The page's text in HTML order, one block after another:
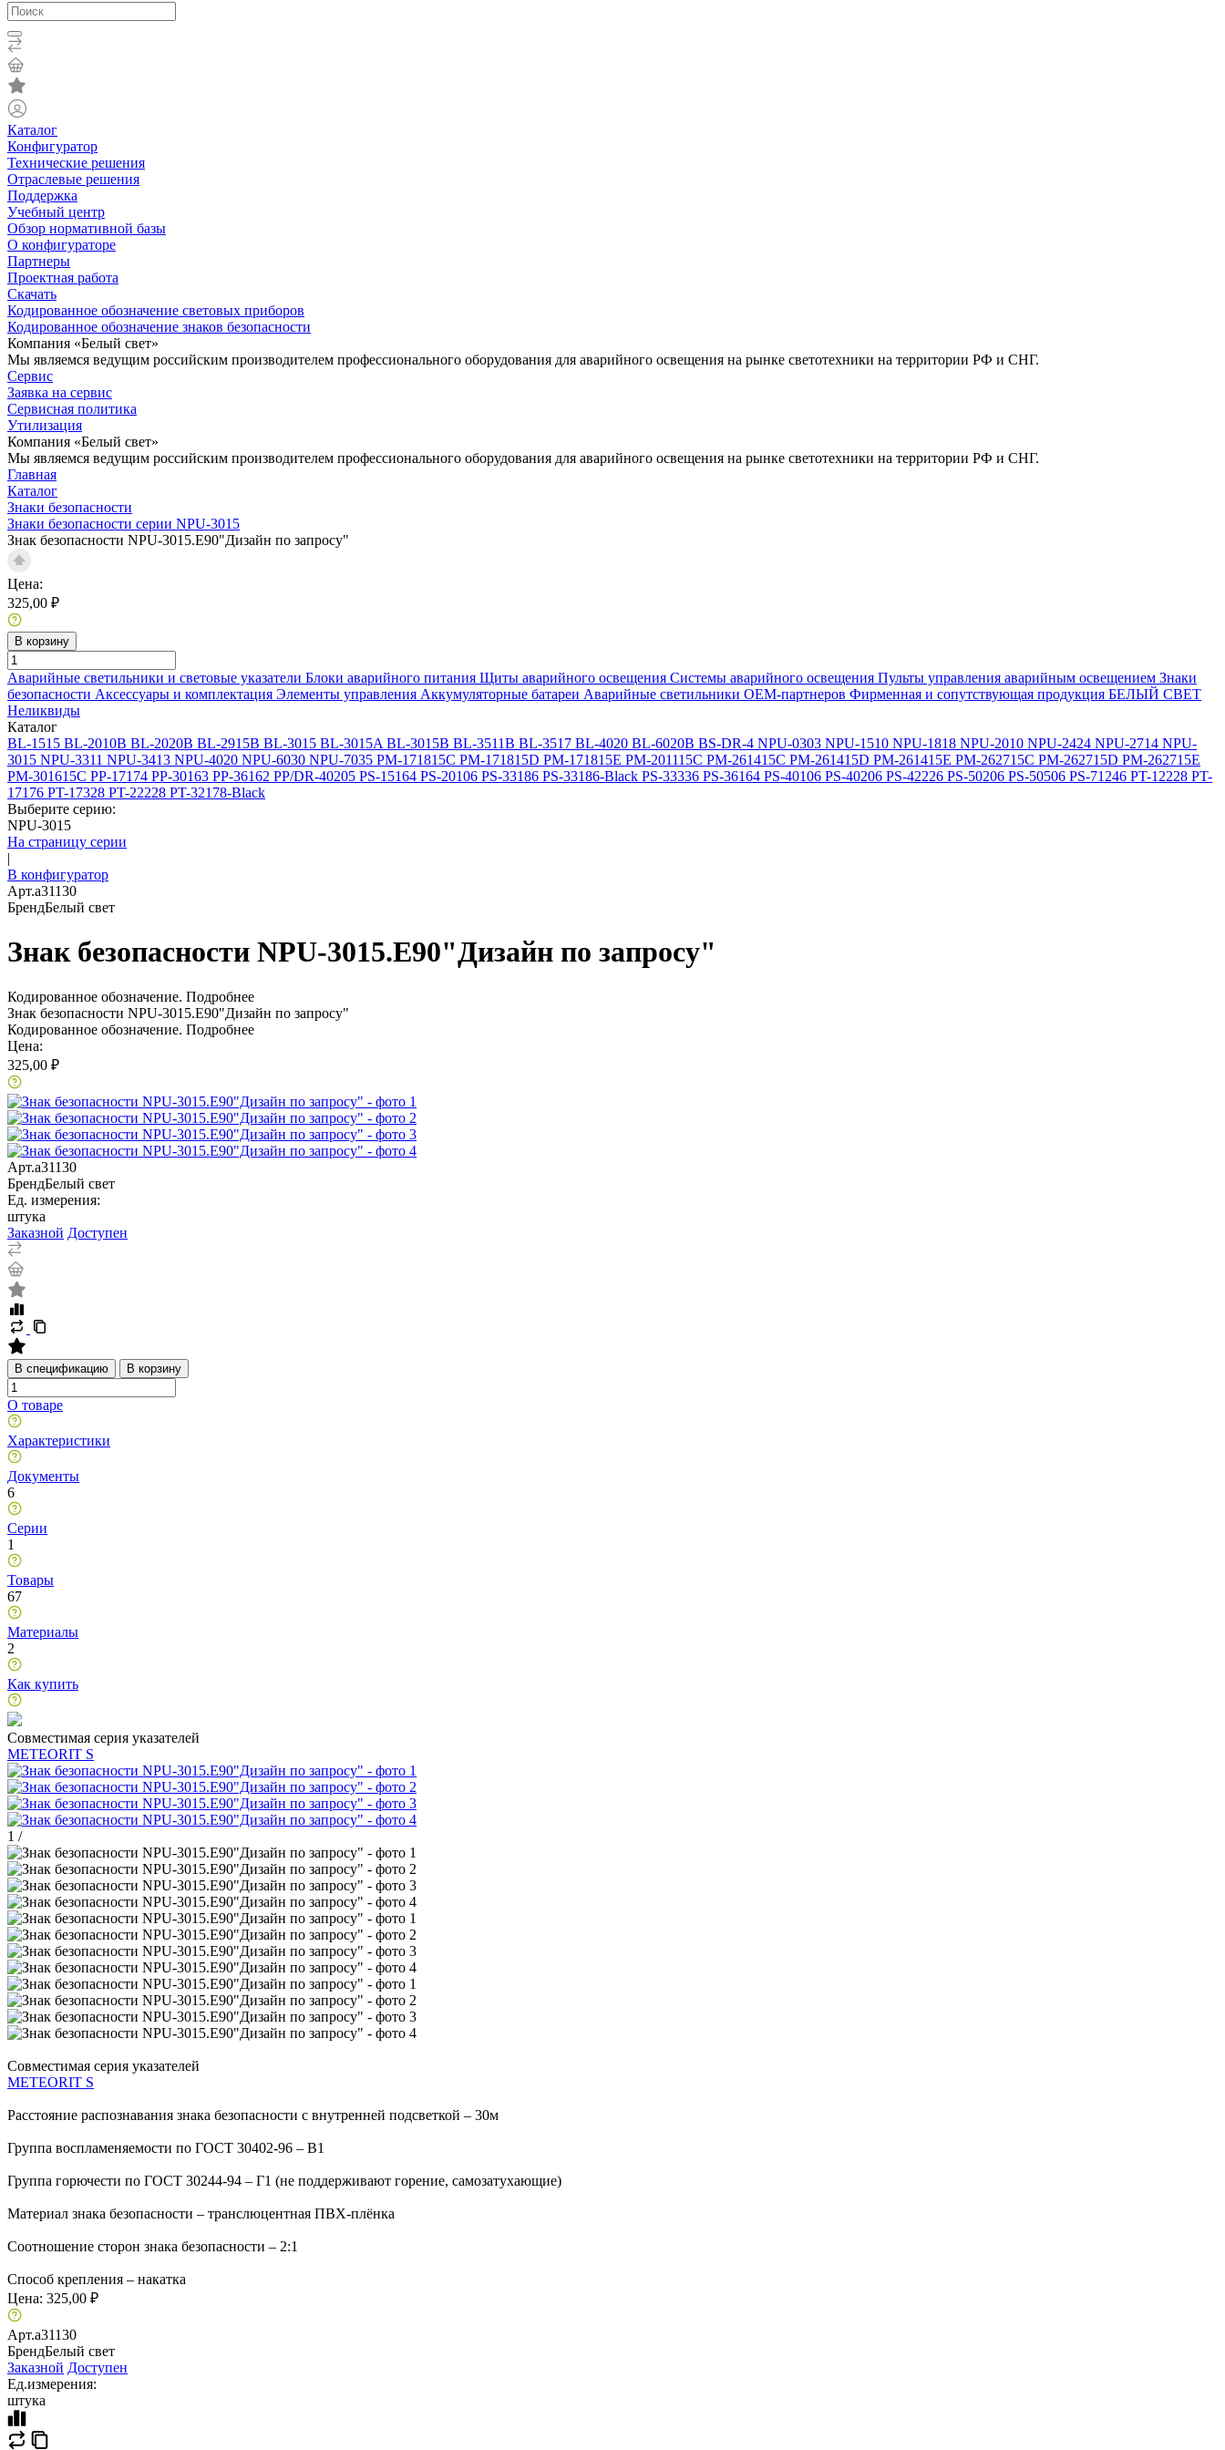
Каталог
Конфигуратор
Технические решения
Отраслевые решения
Поддержка
Учебный центр
Обзор нормативной базы
О конфигураторе
Партнеры
Проектная работа
Скачать
Кодированное обозначение световых приборов
Кодированное обозначение знаков безопасности
Компания «Белый свет»
Мы являемся ведущим российским производителем профессионального оборудования для аварийного освещения на рынке светотехники на территории РФ и СНГ.
Сервис
Заявка на сервис
Сервисная политика
Утилизация
Компания «Белый свет»
Мы являемся ведущим российским производителем профессионального оборудования для аварийного освещения на рынке светотехники на территории РФ и СНГ.
Главная
Каталог
Знаки безопасности
Знаки безопасности серии NPU-3015
Знак безопасности NPU-3015.E90"Дизайн по запросу"
Цена:
325,00 ₽
В корзину
Аварийные светильники и световые указатели Блоки аварийного питания Щиты аварийного освещения Системы аварийного освещения Пульты управления аварийным освещением Знаки
безопасности Аксессуары и комплектация Элементы управления Аккумуляторные батареи Аварийные светильники ОЕМ-партнеров Фирменная и сопутствующая продукция БЕЛЫЙ СВЕТ
Неликвиды
Каталог
BL-1515 BL-2010B BL-2020B BL-2915B BL-3015 BL-3015A BL-3015B BL-3511B BL-3517 BL-4020 BL-6020B BS-DR-4 NPU-0303 NPU-1510 NPU-1818 NPU-2010 NPU-2424 NPU-2714 NPU-
3015 NPU-3311 NPU-3413 NPU-4020 NPU-6030 NPU-7035 PM-171815C PM-171815D PM-171815E PM-201115C PM-261415C PM-261415D PM-261415E PM-262715C PM-262715D PM-262715E
PM-301615C PP-17174 PP-30163 PP-36162 PP/DR-40205 PS-15164 PS-20106 PS-33186 PS-33186-Black PS-33336 PS-36164 PS-40106 PS-40206 PS-42226 PS-50206 PS-50506 PS-71246 PT-12228 PT-
17176 PT-17328 PT-22228 PT-32178-Black
Выберите серию:
NPU-3015
На страницу серии
|
В конфигуратор
Арт.a31130
БрендБелый свет
Знак безопасности NPU-3015.E90"Дизайн по запросу"
Кодированное обозначение. Подробнее
Знак безопасности NPU-3015.E90"Дизайн по запросу"
Кодированное обозначение. Подробнее
Цена:
325,00 ₽
Арт.a31130
БрендБелый свет
Ед. измерения:
штука
Заказной Доступен
В спецификацию В корзину
О товаре
Характеристики
Документы
6
Серии
1
Товары
67
Материалы
2
Как купить
Совместимая серия указателей
METEORIT S
1 /
Совместимая серия указателей
METEORIT S
Расстояние распознавания знака безопасности с внутренней подсветкой – 30м
Группа воспламеняемости по ГОСТ 30402-96 – В1
Группа горючести по ГОСТ 30244-94 – Г1 (не поддерживают горение, самозатухающие)
Материал знака безопасности – транслюцентная ПВХ-плёнка
Соотношение сторон знака безопасности – 2:1
Способ крепления – накатка
Цена: 325,00 ₽
Арт.a31130
БрендБелый свет
Заказной Доступен
Ед.измерения:
штука